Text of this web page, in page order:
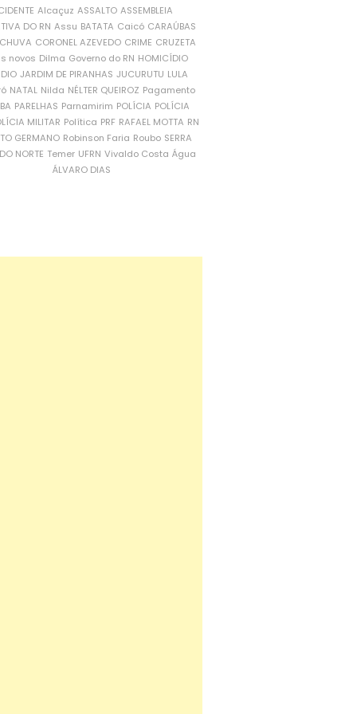
Alcaçuz ASSALTO ASSEMBLEIA
DO RN Assu BATATA Caicó CARAÚBAS
CORONEL AZEVEDO CRIME CRUZETA
novos Dilma Governo do RN HOMICÍDIO
JARDIM DE PIRANHAS JUCURUTU LULA
NATAL Nilda NÉLTER QUEIROZ Pagamento
PARELHAS Parnamirim POLÍCIA POLÍCIA
MILITAR Política PRF RAFAEL MOTTA RN
GERMANO Robinson Faria Roubo SERRA
NORTE Temer UFRN Vivaldo Costa Água
ÁLVARO DIAS